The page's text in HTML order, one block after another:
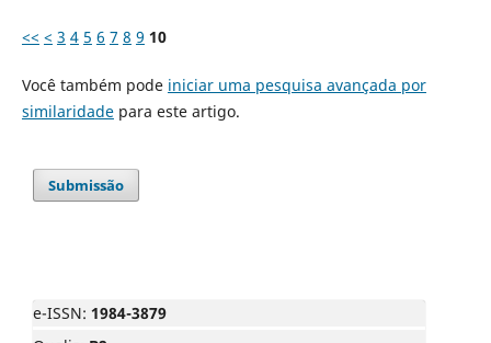
<< < 3 4 5 6 7 8 9 10
Você também pode iniciar uma pesquisa avançada por
similaridadepara este artigo.
Submissão
e-ISSN: 1984-3879